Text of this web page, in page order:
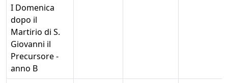
I Domenica
dopo il
Martirio di S.
Giovanni il
Precursore -
anno B